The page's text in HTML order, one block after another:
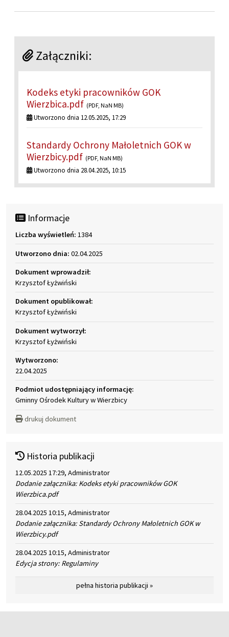
Załączniki:
Kodeks etyki pracowników GOK
Wierzbica.pdf (PDF, NaN MB)
Utworzono dnia 12.05.2025, 17:29
Standardy Ochrony Małoletnich GOK w
Wierzbicy.pdf (PDF, NaN MB)
Utworzono dnia 28.04.2025, 10:15
Informacje
Liczba wyświetleń: 1384
Utworzono dnia: 02.04.2025
Dokument wprowadził:
Krzysztof Łyżwiński
Dokument opublikował:
Krzysztof Łyżwiński
Dokument wytworzył:
Krzysztof Łyżwiński
Wytworzono:
22.04.2025
Podmiot udostępniający informację:
Gminny Ośrodek Kultury w Wierzbicy
drukuj dokument
Historia publikacji
12.05.2025 17:29, Administrator
Dodanie załącznika: Kodeks etyki pracowników GOK
Wierzbica.pdf
28.04.2025 10:15, Administrator
Dodanie załącznika: Standardy Ochrony Małoletnich GOK w
Wierzbicy.pdf
28.04.2025 10:15, Administrator
Edycja strony: Regulaminy
pełna historia publikacji »